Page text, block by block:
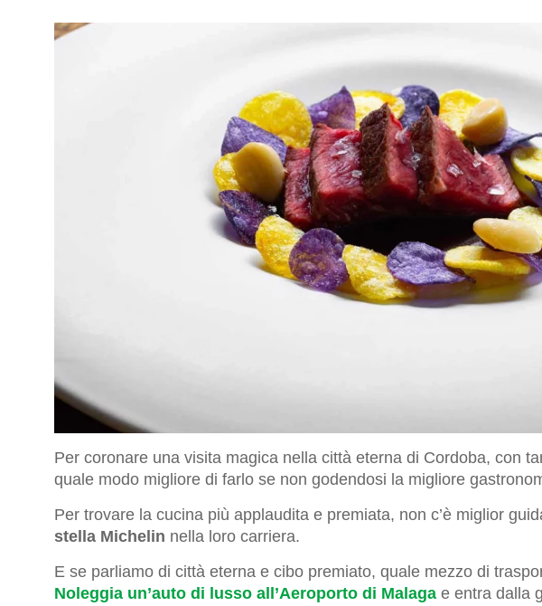
Per coronare una visita magica nella città eterna di Cordoba, con
quale modo migliore di farlo se non godendosi la migliore
Per trovare la cucina più applaudita e premiata, non c’è miglior
stella Michelin nella loro carriera.
E se parliamo di città eterna e cibo premiato, quale mezzo di
Noleggia un’auto di lusso all’Aeroporto di Malaga e entra dalla